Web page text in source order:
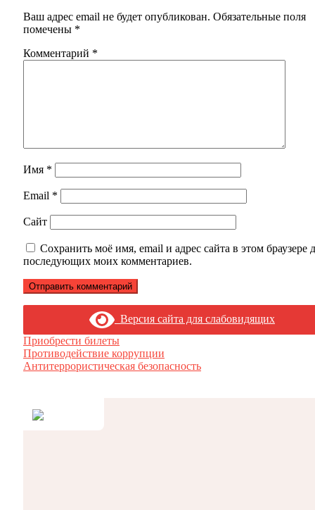
Ваш адрес email не будет опубликован. Обязательные поля
помечены *
Комментарий *
Имя *
Email *
Сайт
Сохранить моё имя, email и адрес сайта в этом браузере
последующих моих комментариев.
Версия сайта для слабовидящих
Приобрести билеты
Противодействие коррупции
Антитеррористическая безопасность